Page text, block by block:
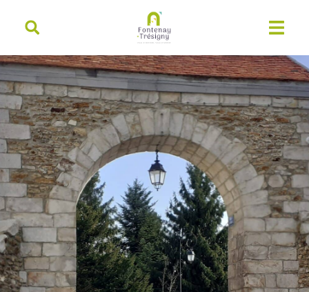
principal